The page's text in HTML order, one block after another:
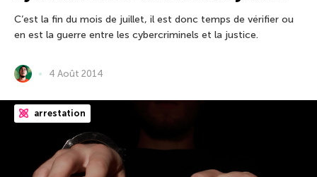
C’est la fin du mois de juillet, il est donc temps de vérifier ou
en est la guerre entre les cybercriminels et la justice.
4 Août 2014
arrestation